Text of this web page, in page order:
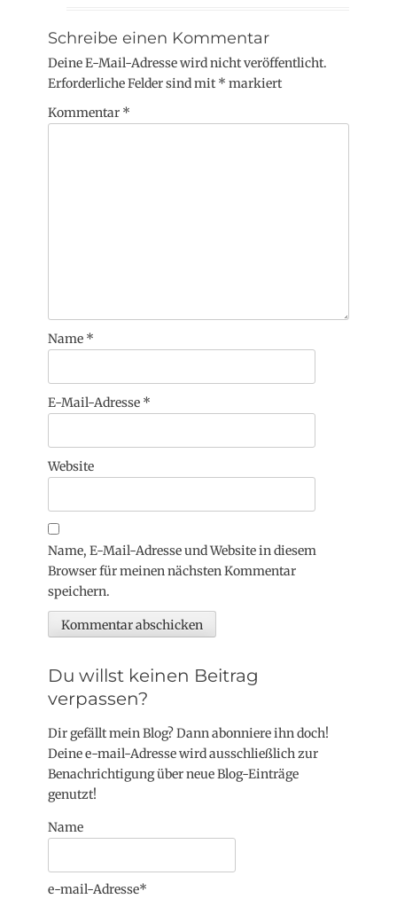
Schreibe einen Kommentar
Deine E-Mail-Adresse wird nicht veröffentlicht.
Erforderliche Felder sind mit * markiert
Kommentar *
Name *
E-Mail-Adresse *
Website
Name, E-Mail-Adresse und Website in diesem
Browser für meinen nächsten Kommentar
speichern.
Du willst keinen Beitrag
verpassen?
Dir gefällt mein Blog? Dann abonniere ihn doch!
Deine e-mail-Adresse wird ausschließlich zur
Benachrichtigung über neue Blog-Einträge
genutzt!
Name
e-mail-Adresse*